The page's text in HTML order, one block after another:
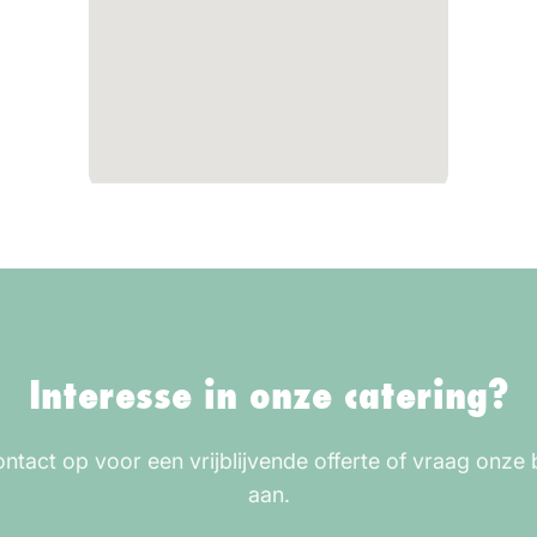
Interesse in onze catering?
op voor een vrijblijvende offerte of vraag onze
aan.